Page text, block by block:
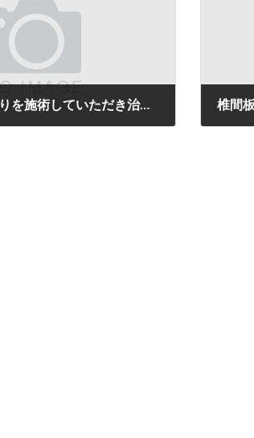
腰やお腹のあたりを施術していただき治療が終わる頃にはとても痛みが和らいでいました